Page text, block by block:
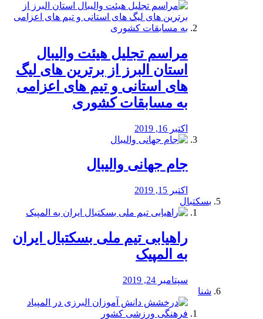
مراسم تجلیل هیئت والیبال
استان البرز از برترین های لیگ
های استانی و تیم های اعزامی
به مسابقات کشوری
اکتبر 16, 2019
جام جهانی والیبال
اکتبر 15, 2019
بسکتبال
راهیابی تیم ملی بسکتبال ایران
به المپیک
سپتامبر 24, 2019
شنا